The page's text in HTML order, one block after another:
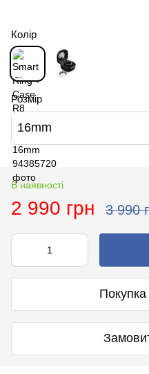
Колір
Розмір
16mm
В наявності
2 990 грн 3 990